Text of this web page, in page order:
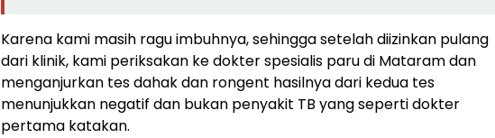
Karena kami masih ragu imbuhnya, sehingga setelah diizinkan pulang
dari klinik, kami periksakan ke dokter spesialis paru di Mataram dan
menganjurkan tes dahak dan rongent hasilnya dari kedua tes
menunjukkan negatif dan bukan penyakit TB yang seperti dokter
pertama katakan.